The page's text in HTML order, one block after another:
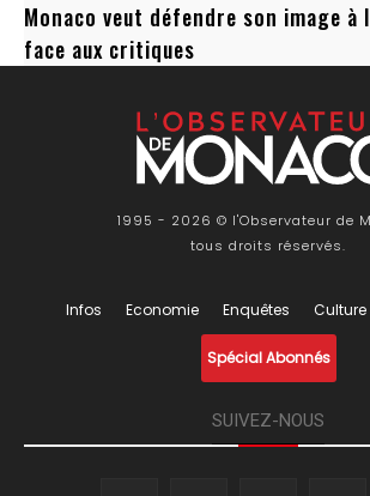
Monaco veut défendre son image
face aux critiques
1995 - 2026 © l'Observateur de
tous droits réservés.
Infos Economie Enquêtes Culture
Spécial Abonnés
SUIVEZ-NOUS